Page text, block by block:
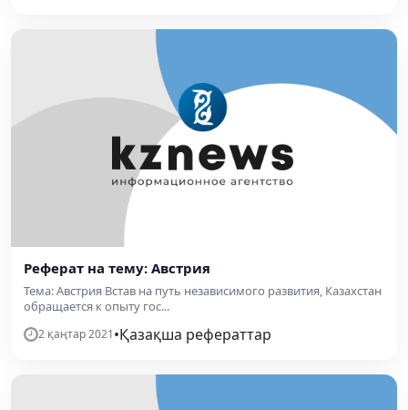
Реферат на тему: Австрия
Тема: Австрия Встав на путь независимого развития, Казахстан
обращается к опыту гос...
2 қаңтар 2021•Қазақша рефераттар